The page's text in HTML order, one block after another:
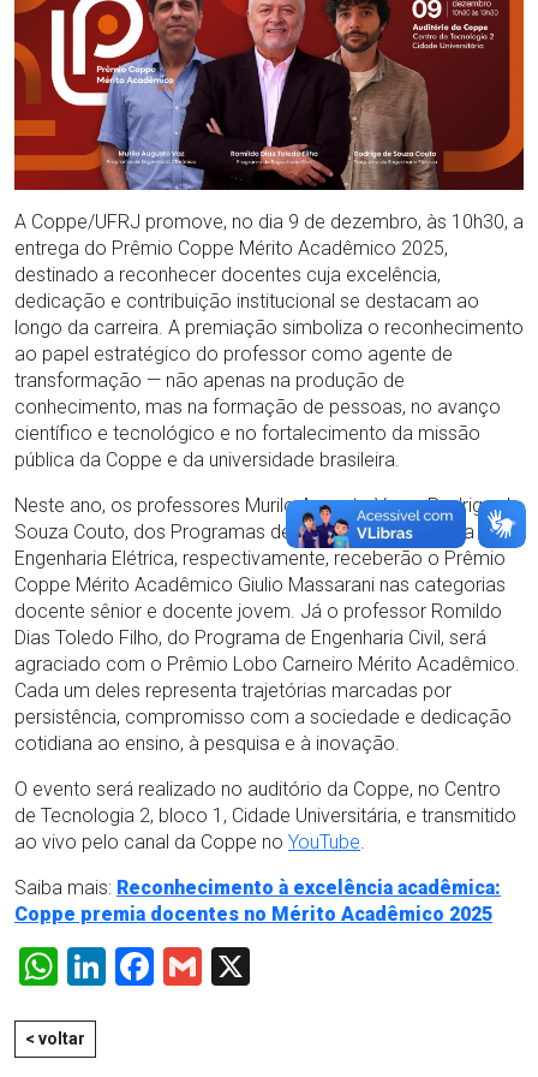
A Coppe/UFRJ promove, no dia 9 de dezembro, às 10h30, a
entrega do Prêmio Coppe Mérito Acadêmico 2025,
destinado a reconhecer docentes cuja excelência,
dedicação e contribuição institucional se destacam ao
longo da carreira. A premiação simboliza o reconhecimento
ao papel estratégico do professor como agente de
transformação — não apenas na produção de
conhecimento, mas na formação de pessoas, no avanço
científico e tecnológico e no fortalecimento da missão
pública da Coppe e da universidade brasileira.
Neste ano, os professores Murilo Augusto Vaz e Rodrigo de
Souza Couto, dos Programas de Engenharia Oceânica e de
Engenharia Elétrica, respectivamente, receberão o Prêmio
Coppe Mérito Acadêmico Giulio Massarani nas categorias
docente sênior e docente jovem. Já o professor Romildo
Dias Toledo Filho, do Programa de Engenharia Civil, será
agraciado com o Prêmio Lobo Carneiro Mérito Acadêmico.
Cada um deles representa trajetórias marcadas por
persistência, compromisso com a sociedade e dedicação
cotidiana ao ensino, à pesquisa e à inovação.
O evento será realizado no auditório da Coppe, no Centro
de Tecnologia 2, bloco 1, Cidade Universitária, e transmitido
ao vivo pelo canal da Coppe no YouTube.
Saiba mais: Reconhecimento à excelência acadêmica:
Coppe premia docentes no Mérito Acadêmico 2025
WhatsApp
LinkedIn
Facebook
Gmail
< voltar